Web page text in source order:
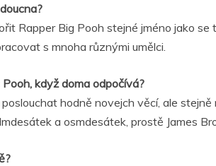
Rapper Big Pooh stejné jméno jako
s mnoha různými umělci.
Pooh, když doma odpočívá?
hodně novejch věcí, ale
a osmdesátek, prostě James